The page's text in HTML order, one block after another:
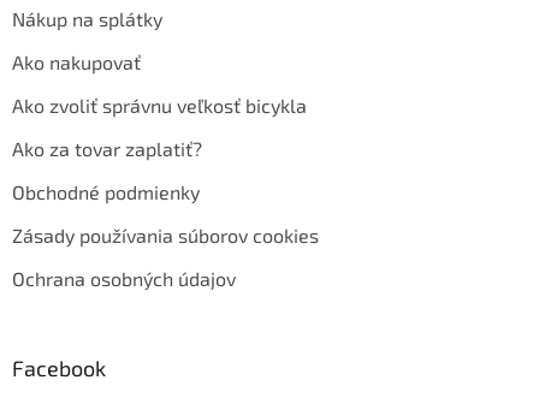
Nákup na splátky
Ako nakupovať
Ako zvoliť správnu veľkosť bicykla
Ako za tovar zaplatiť?
Obchodné podmienky
Zásady používania súborov cookies
Ochrana osobných údajov
Facebook